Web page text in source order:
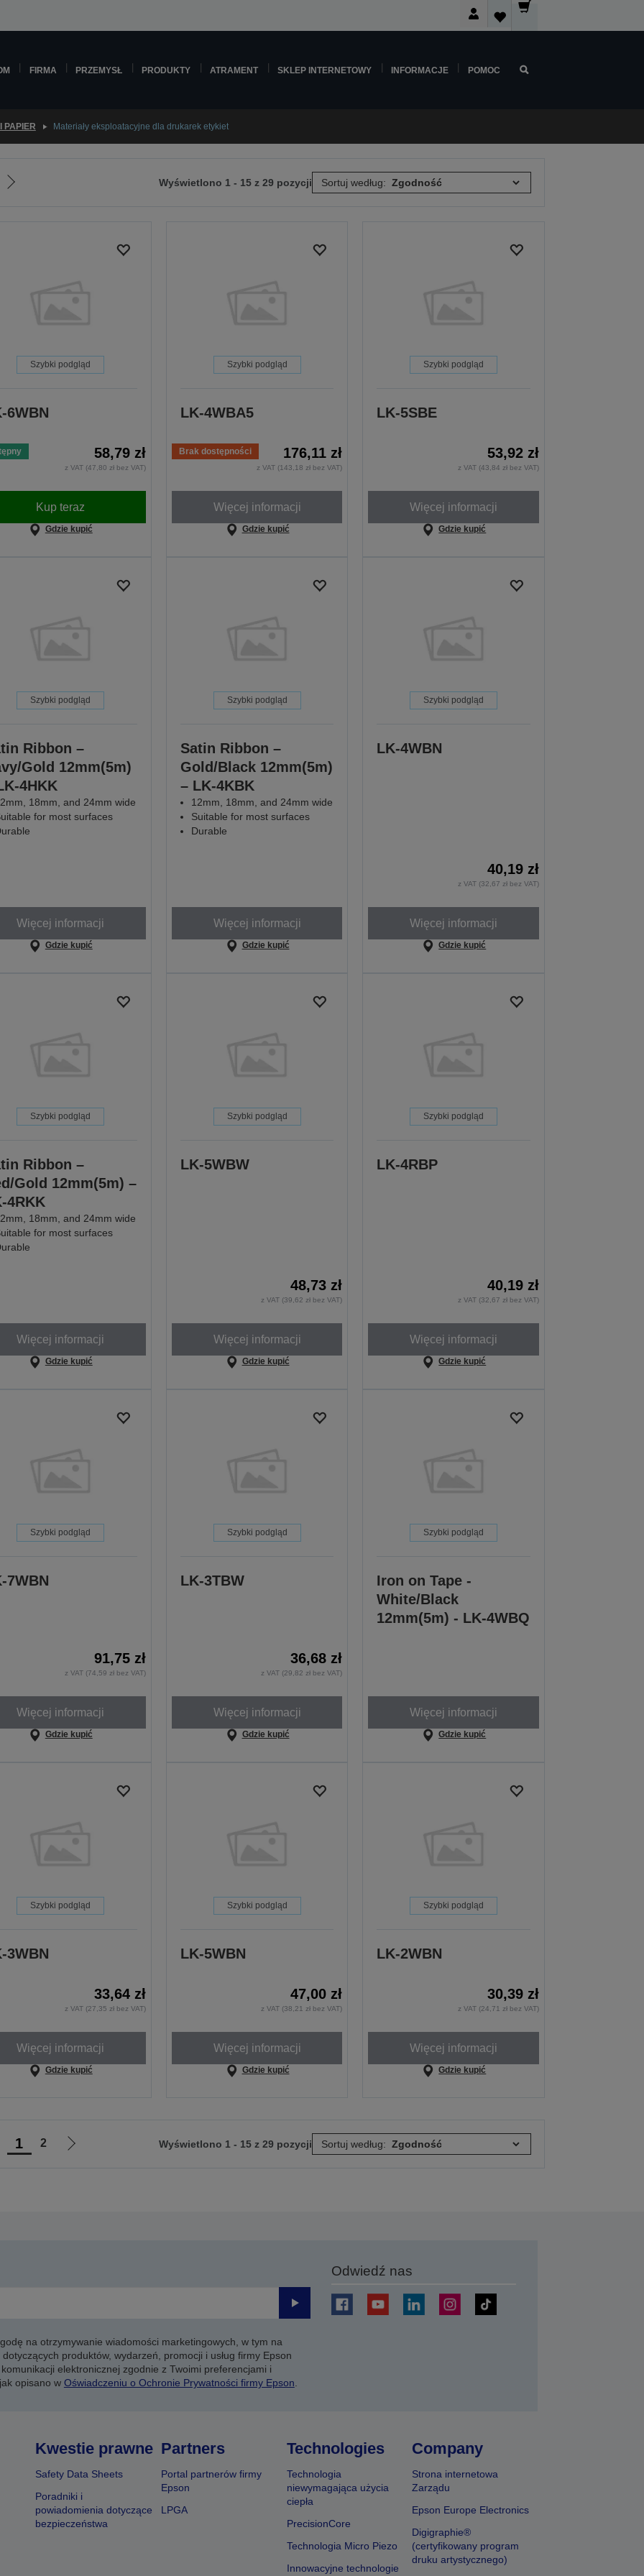
FIRMA PRZEMYSŁ PRODUKTY ATRAMENT SKLEP INTERNETOWY INFORMACJE POMOC
PAPIER Materiały eksploatacyjne dla drukarek etykiet
Przejdź
Wyświetlono 1 - 15 z 29 pozycji Sortuj według:
Szybki podgląd
6WBN
58,79 zł
z VAT (47,80 zł bez VAT)
Kup teraz
Gdzie kupić
Szybki podgląd
LK-4WBA5
Brak dostępności 176,11 zł
z VAT (143,18 zł bez VAT)
Więcej informacji
Gdzie kupić
Szybki podgląd
LK-5SBE
53,92 zł
z VAT (43,84 zł bez VAT)
Więcej informacji
Gdzie kupić
Szybki podgląd
Ribbon –
Gold 12mm(5m)
4HKK
18mm, and 24mm wide
for most surfaces
Więcej informacji
Gdzie kupić
Szybki podgląd
Satin Ribbon –
Gold/Black 12mm(5m)
– LK-4KBK
12mm, 18mm, and 24mm wide
Suitable for most surfaces
Durable
Więcej informacji
Gdzie kupić
Szybki podgląd
LK-4WBN
40,19 zł
z VAT (32,67 zł bez VAT)
Więcej informacji
Gdzie kupić
Szybki podgląd
Ribbon –
Gold 12mm(5m) –
4RKK
18mm, and 24mm wide
for most surfaces
Więcej informacji
Gdzie kupić
Szybki podgląd
LK-5WBW
48,73 zł
z VAT (39,62 zł bez VAT)
Więcej informacji
Gdzie kupić
Szybki podgląd
LK-4RBP
40,19 zł
z VAT (32,67 zł bez VAT)
Więcej informacji
Gdzie kupić
Szybki podgląd
7WBN
91,75 zł
z VAT (74,59 zł bez VAT)
Więcej informacji
Gdzie kupić
Szybki podgląd
LK-3TBW
36,68 zł
z VAT (29,82 zł bez VAT)
Więcej informacji
Gdzie kupić
Szybki podgląd
Iron on Tape -
White/Black
12mm(5m) - LK-4WBQ
Więcej informacji
Gdzie kupić
Szybki podgląd
3WBN
33,64 zł
z VAT (27,35 zł bez VAT)
Więcej informacji
Gdzie kupić
Szybki podgląd
LK-5WBN
47,00 zł
z VAT (38,21 zł bez VAT)
Więcej informacji
Gdzie kupić
Szybki podgląd
LK-2WBN
30,39 zł
z VAT (24,71 zł bez VAT)
Więcej informacji
Gdzie kupić
1 2
Przejdź
Wyświetlono 1 - 15 z 29 pozycji Sortuj według:
Prześlij
na otrzymywanie wiadomości marketingowych, w tym na
produktów, wydarzeń, promocji i usług firmy Epson
elektronicznej zgodnie z Twoimi preferencjami i
opisano w Oświadczeniu o Ochronie Prywatności firmy Epson.
Odwiedź nas
Kwestie prawne
Safety Data Sheets
Poradniki i
powiadomienia dotyczące
bezpieczeństwa
Partners
Portal partnerów firmy
Epson
LPGA
Technologies
Technologia
niewymagająca użycia
ciepła
PrecisionCore
Technologia Micro Piezo
Innowacyjne technologie
Company
Strona internetowa
Zarządu
Epson Europe Electronics
Digigraphie®
(certyfikowany program
druku artystycznego)